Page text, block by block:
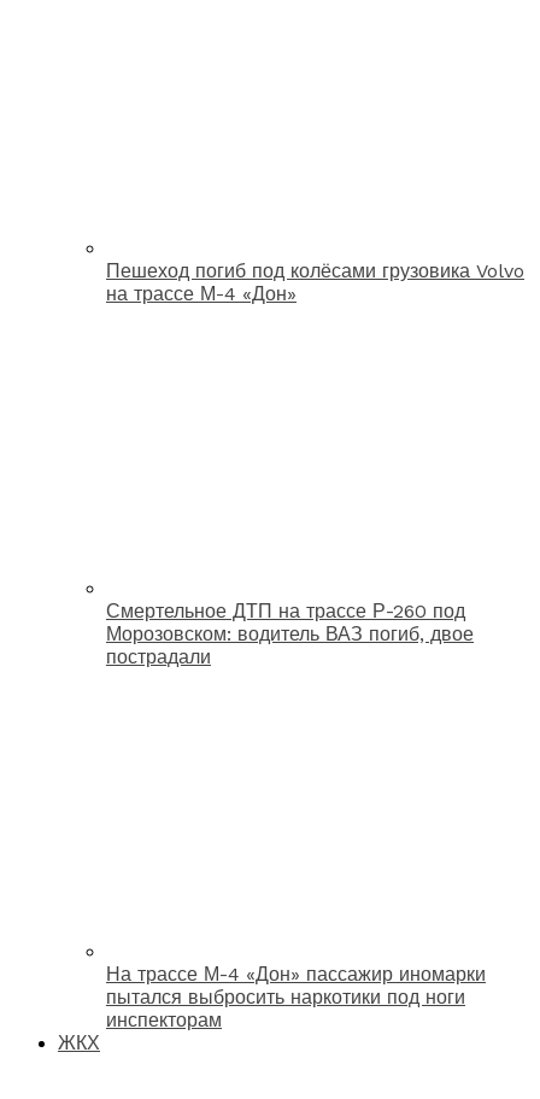
Пешеход погиб под колёсами грузовика Volvo
на трассе М-4 «Дон»
Смертельное ДТП на трассе Р-260 под
Морозовском: водитель ВАЗ погиб, двое
пострадали
На трассе М-4 «Дон» пассажир иномарки
пытался выбросить наркотики под ноги
инспекторам
ЖКХ